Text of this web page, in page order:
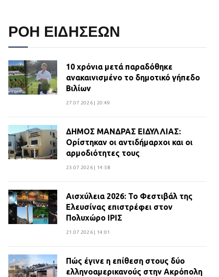
ΡΟΗ ΕΙΔΗΣΕΩΝ
10 χρόνια μετά παραδόθηκε
ανακαινισμένο το δημοτικό γήπεδο
Βιλίων
27.07.2026 | 20:49
ΔΗΜΟΣ ΜΑΝΔΡΑΣ ΕΙΔΥΛΛΙΑΣ:
Ορίστηκαν οι αντιδήμαρχοι και οι
αρμοδιότητες τους
23.07.2026 | 14:58
Αισχύλεια 2026: Το Φεστιβάλ της
Ελευσίνας επιστρέφει στον
Πολυχώρο ΙΡΙΣ
21.07.2026 | 14:01
Πώς έγινε η επίθεση στους δύο
ελληνοαμερικανούς στην Ακρόπολη